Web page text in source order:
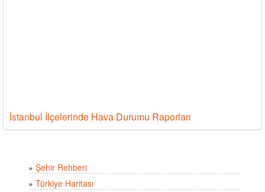
İstanbul İlçelerinde Hava Durumu Raporları
» Şehir Rehberi
» Türkiye Haritası